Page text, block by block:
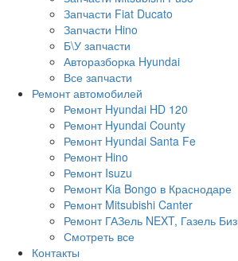
Запчасти Fiat Ducato
Запчасти Hino
Б\У запчасти
Авторазборка Hyundai
Все запчасти
Ремонт автомобилей
Ремонт Hyundai HD 120
Ремонт Hyundai County
Ремонт Hyundai Santa Fe
Ремонт Hino
Ремонт Isuzu
Ремонт Kia Bongo в Краснодаре
Ремонт Mitsubishi Canter
Ремонт ГАЗель NEXT, Газель
Смотреть все
Контакты